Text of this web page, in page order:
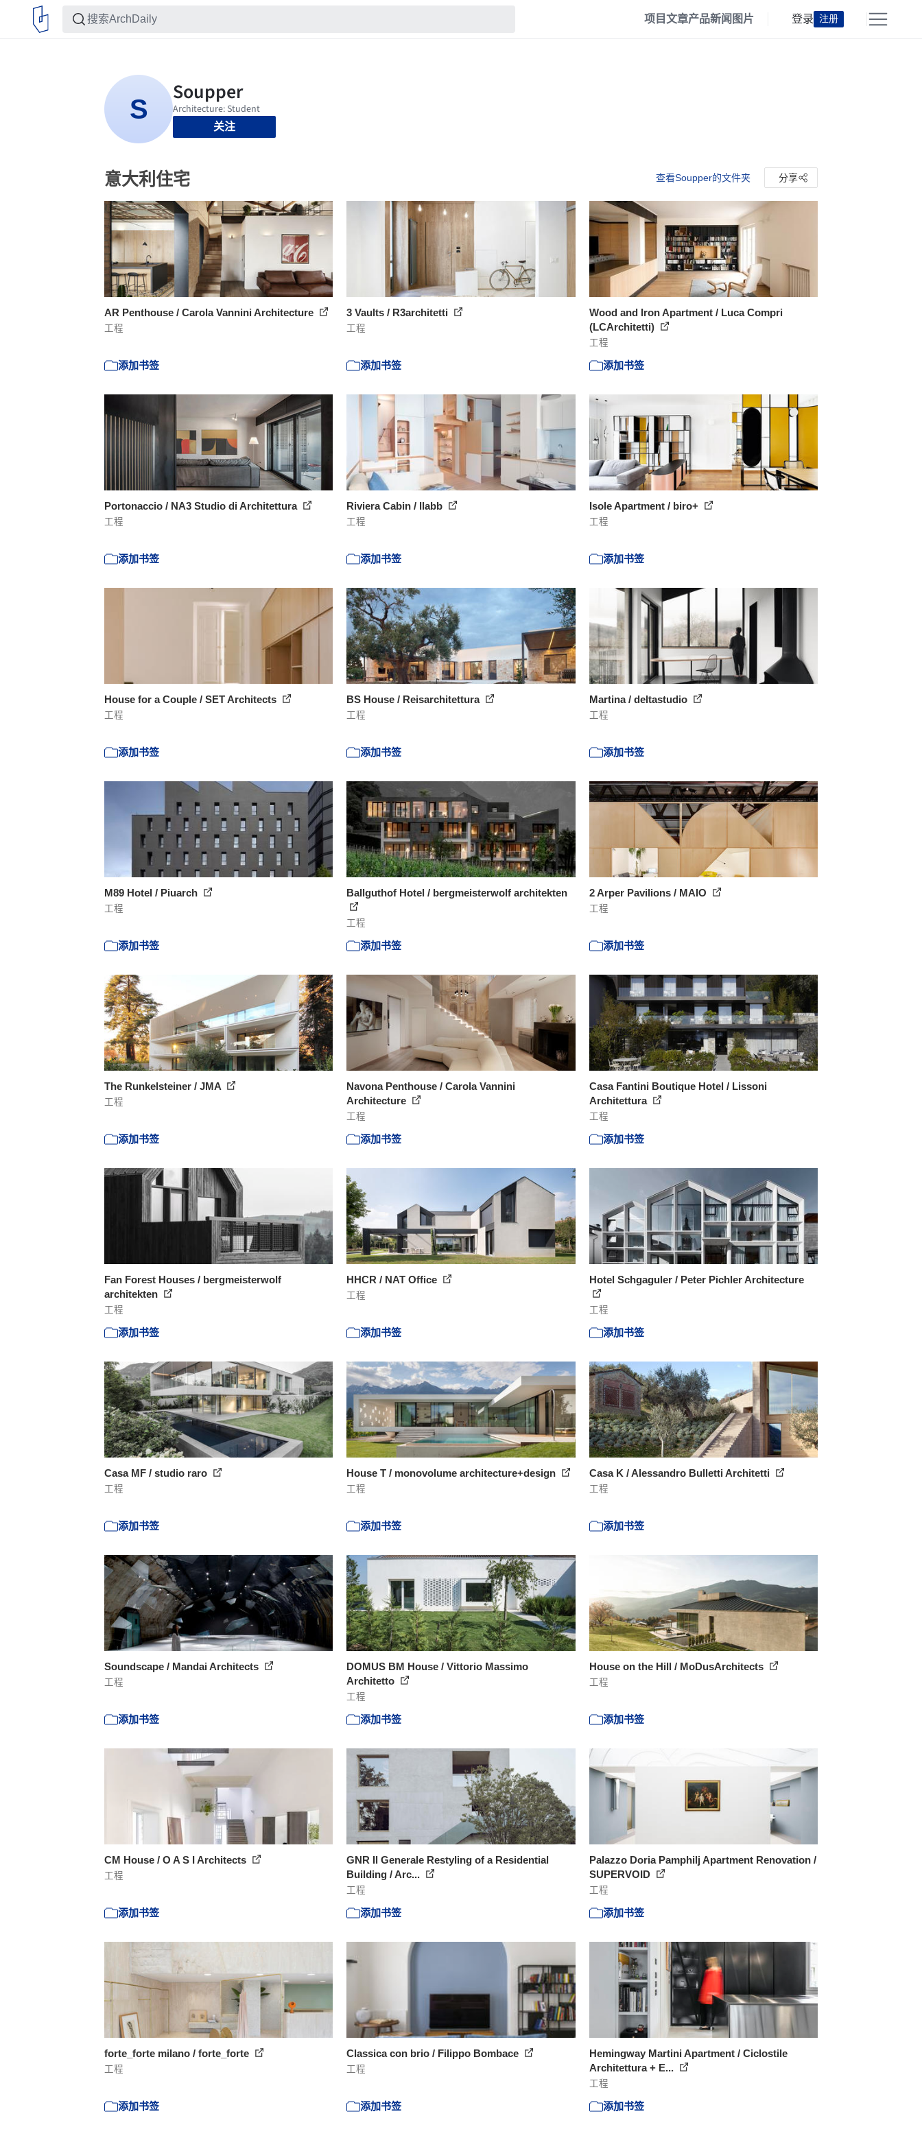
项目文章产品新闻 图片 登录 注册
关注
意大利住宅 查看Soupper的文件夹 分享
AR Penthouse / Carola Vannini Architecture
工程
添加书签
3 Vaults / R3architetti
工程
添加书签
Wood and Iron Apartment / Luca Compri
(LCArchitetti)
工程
添加书签
Portonaccio / NA3 Studio di Architettura
工程
添加书签
Riviera Cabin / llabb
工程
添加书签
Isole Apartment / biro+
工程
添加书签
House for a Couple / SET Architects
工程
添加书签
BS House / Reisarchitettura
工程
添加书签
Martina / deltastudio
工程
添加书签
M89 Hotel / Piuarch
工程
添加书签
Ballguthof Hotel / bergmeisterwolf architekten
工程
添加书签
2 Arper Pavilions / MAIO
工程
添加书签
The Runkelsteiner / JMA
工程
添加书签
Navona Penthouse / Carola Vannini
Architecture
工程
添加书签
Casa Fantini Boutique Hotel / Lissoni
Architettura
工程
添加书签
Fan Forest Houses / bergmeisterwolf
architekten
工程
添加书签
HHCR / NAT Office
工程
添加书签
Hotel Schgaguler / Peter Pichler Architecture
工程
添加书签
Casa MF / studio raro
工程
添加书签
House T / monovolume architecture+design
工程
添加书签
Casa K / Alessandro Bulletti Architetti
工程
添加书签
Soundscape / Mandai Architects
工程
添加书签
DOMUS BM House / Vittorio Massimo
Architetto
工程
添加书签
House on the Hill / MoDusArchitects
工程
添加书签
CM House / O A S I Architects
工程
添加书签
GNR Il Generale Restyling of a Residential
Building / Arc...
工程
添加书签
Palazzo Doria Pamphilj Apartment Renovation /
SUPERVOID
工程
添加书签
forte_forte milano / forte_forte
工程
添加书签
Classica con brio / Filippo Bombace
工程
添加书签
Hemingway Martini Apartment / Ciclostile
Architettura + E...
工程
添加书签